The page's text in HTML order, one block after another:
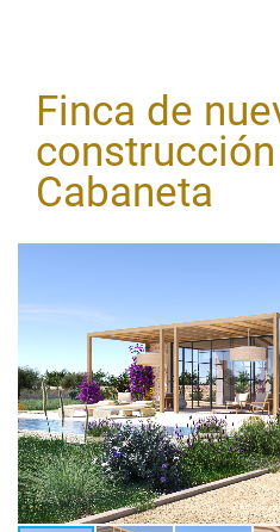
Finca de
construcción
Cabaneta